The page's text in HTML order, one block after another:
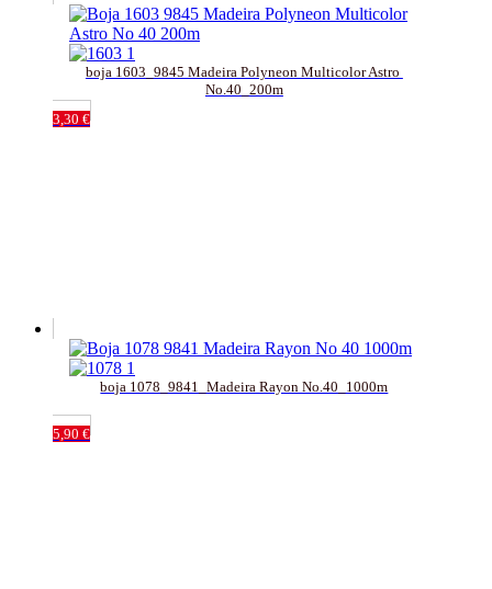
boja 1603_9845 Madeira Polyneon Multicolor Astro
No.40_200m
3,30 €
boja 1078_9841_Madeira Rayon No.40_1000m
5,90 €